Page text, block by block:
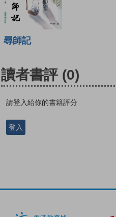
尋師記
讀者書評 (0)
請登入給你的書籍評分
登入